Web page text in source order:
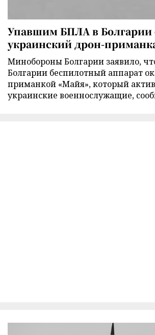
Упавшим БПЛА в Болгарии
украинский дрон-
Минобороны Болгарии заявило,
Болгарии беспилотный аппарат
приманкой «Майя», который
украинские военнослужащие,